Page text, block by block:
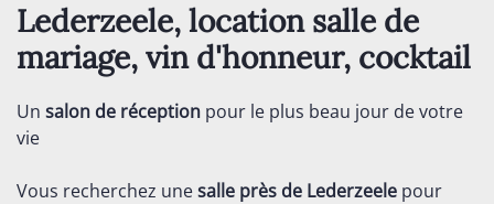
Lederzeele, location salle de
mariage, vin d'honneur, cocktail
Un salon de réception pour le plus beau jour de votre
vie
Vous recherchez unesalle près de Lederzeele pour